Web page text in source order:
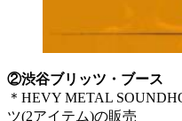
②渋谷ブリッツ・ブース
＊HEVY METAL
ツ(2アイテム)の販売